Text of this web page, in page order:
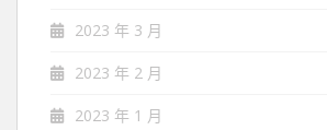
2023 年 3 月
2023 年 2 月
2023 年 1 月